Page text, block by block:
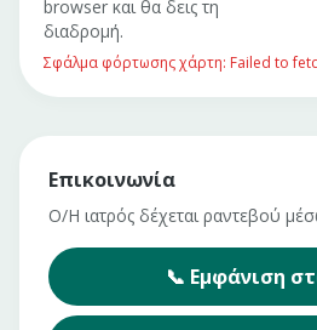
browser και θα δεις τη
διαδρομή.
Σφάλμα φόρτωσης χάρτη: Failed to
Επικοινωνία
Ο/Η ιατρός δέχεται ραντεβού
📞 Εμφάνιση